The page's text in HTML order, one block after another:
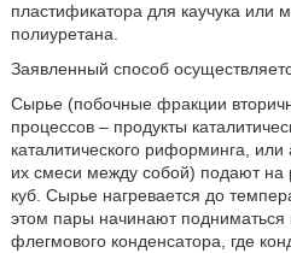
пластификатора для каучука или
полиуретана.
Заявленный способ
Сырье (побочные фракции
процессов – продукты
каталитического риформинга, или
их смеси между собой) подают на
куб. Сырье нагревается до
этом пары начинают подниматься
флегмового конденсатора, где